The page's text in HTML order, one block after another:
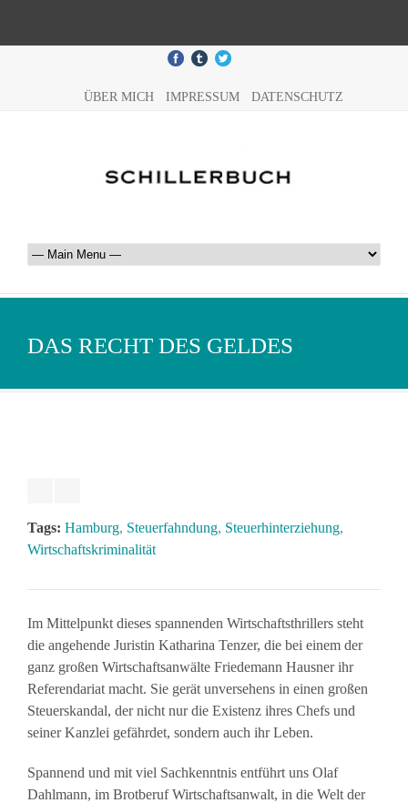
ÜBER MICH IMPRESSUM DATENSCHUTZ
DAS RECHT DES GELDES
Tags: Hamburg, Steuerfahndung, Steuerhinterziehung,
Wirtschaftskriminalität
Im Mittelpunkt dieses spannenden Wirtschaftsthrillers steht
die angehende Juristin Katharina Tenzer, die bei einem der
ganz großen Wirtschaftsanwälte Friedemann Hausner ihr
Referendariat macht. Sie gerät unversehens in einen großen
Steuerskandal, der nicht nur die Existenz ihres Chefs und
seiner Kanzlei gefährdet, sondern auch ihr Leben.
Spannend und mit viel Sachkenntnis entführt uns Olaf
Dahlmann, im Brotberuf Wirtschaftsanwalt, in die Welt der